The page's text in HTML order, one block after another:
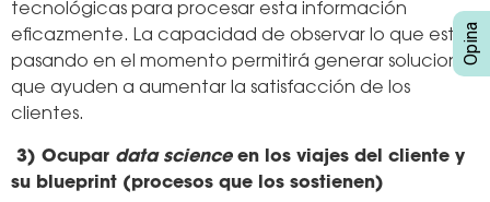
tecnológicas para procesar esta información
eficazmente. La capacidad de observar lo que está
pasando en el momento permitirá generar soluciones
que ayuden a aumentar la satisfacción de los
clientes.
3) Ocupar data scienceen los viajes del cliente y
su blueprint (procesos que los sostienen)